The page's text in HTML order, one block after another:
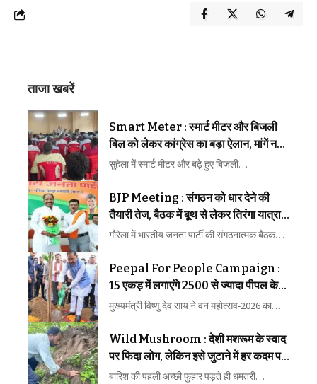
ताजा खबरें
Smart Meter : स्मार्ट मीटर और बिजली
बिल को लेकर कांग्रेस का बड़ा ऐलान, मांगें नहीं
मानी गईं तो होगा चरणबद्ध आंदोलन
सुहेला में स्मार्ट मीटर और बढ़े हुए बिजली…
BJP Meeting : संगठन को धार देने की
तैयारी तेज, बैठक में बूथ से लेकर तिरंगा यात्रा
तक बना बड़ा खाका
गौरेला में भारतीय जनता पार्टी की संगठनात्मक बैठक…
Peepal For People Campaign :
15 एकड़ में लगाएंगे 2500 से ज्यादा पीपल के
पौधे, मुख्यमंत्री ने शुरू किया अभियान
मुख्यमंत्री विष्णु देव साय ने वन महोत्सव-2026 का…
Wild Mushroom : देशी मशरूम के स्वाद
पर फिदा लोग, लेकिन इसे जुटाने में हर कदम पर
मौत का खतरा
बारिश की पहली अच्छी फुहार पड़ते ही धमतरी…